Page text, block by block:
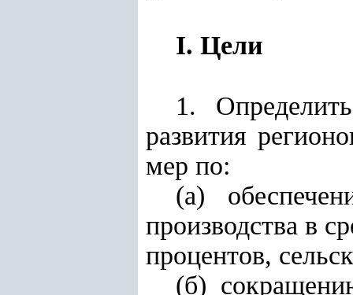
I. Цели
1.
развития
мер по:
(а)
производства в
процентов,
(б)